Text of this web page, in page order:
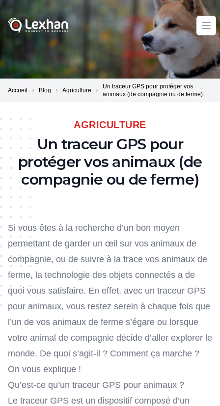
Lexhan
Accueil Blog Agriculture
Un traceur GPS pour protéger vos
animaux (de compagnie ou de ferme)
AGRICULTURE
Un traceur GPS pour
protéger vos animaux (de
compagnie ou de ferme)
Si vous êtes à la recherche d’un bon moyen
permettant de garder un œil sur vos animaux de
compagnie, ou de suivre à la trace vos animaux de
ferme, la technologie des objets connectés a de
quoi vous satisfaire. En effet, avec un traceur GPS
pour animaux, vous restez serein à chaque fois que
l’un de vos animaux de ferme s’égare ou lorsque
votre animal de compagnie décide d’aller explorer le
monde. De quoi s’agit-il ? Comment ça marche ?
On vous explique !
Qu’est-ce qu’un traceur GPS pour animaux ?
Le traceur GPS est un dispositif composé d’un